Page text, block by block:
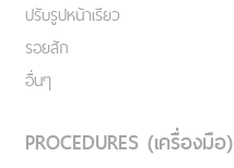
ปรับรูปหน้าเรียว
รอยสัก
อื่นๆ
PROCEDURES (เครื่องมือ)